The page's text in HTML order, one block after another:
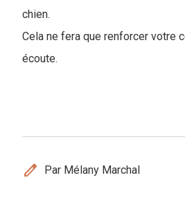
chien.
Cela ne fera que renforcer votre
écoute.
edit Par Mélany Marchal